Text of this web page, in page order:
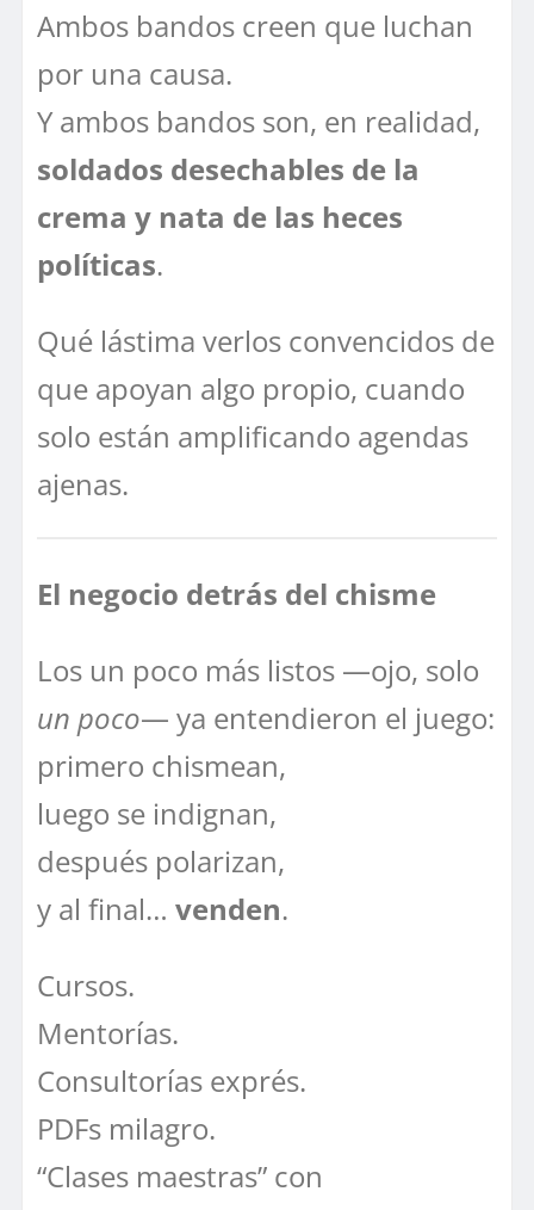
Ambos bandos creen que luchan
por una causa.
Y ambos bandos son, en realidad,
soldados desechables de la
crema y nata de las heces
políticas.
Qué lástima verlos convencidos de
que apoyan algo propio, cuando
solo están amplificando agendas
ajenas.
El negocio detrás del chisme
Los un poco más listos —ojo, solo
un poco— ya entendieron el juego:
primero chismean,
luego se indignan,
después polarizan,
y al final… venden.
Cursos.
Mentorías.
Consultorías exprés.
PDFs milagro.
“Clases maestras” con